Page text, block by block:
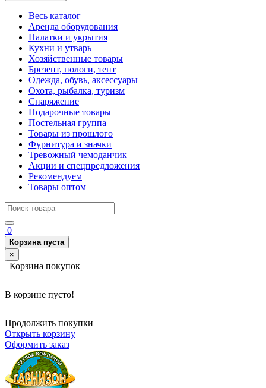
Весь каталог
Аренда оборудования
Палатки и укрытия
Кухни и утварь
Хозяйственные товары
Брезент, пологи, тент
Одежда, обувь, аксессуары
Охота, рыбалка, туризм
Снаряжение
Подарочные товары
Постельная группа
Товары из прошлого
Фурнитура и значки
Тревожный чемоданчик
Акции и спецпредложения
Рекомендуем
Товары оптом
0
Корзина пуста
×
Корзина покупок
В корзине пусто!
Продолжить покупки
Открыть корзину
Оформить заказ